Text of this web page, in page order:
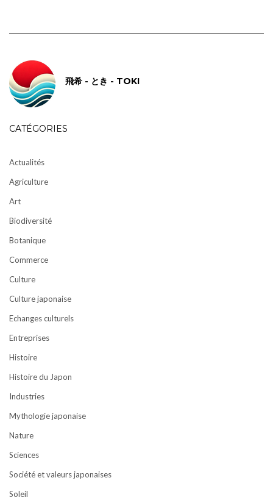
飛希 - とき - TOKI
CATÉGORIES
Actualités
Agriculture
Art
Biodiversité
Botanique
Commerce
Culture
Culture japonaise
Echanges culturels
Entreprises
Histoire
Histoire du Japon
Industries
Mythologie japonaise
Nature
Sciences
Société et valeurs japonaises
Soleil